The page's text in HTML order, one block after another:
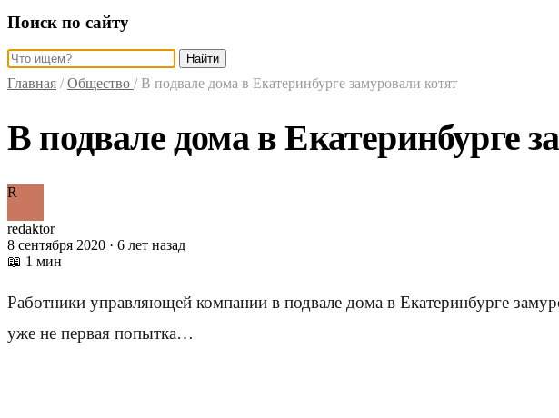
Поиск по сайту
Найти
Главная / Общество / В подвале дома в Екатеринбурге замуровали котят
В подвале дома в Екатеринбурге
R
redaktor
8 сентября 2020 · 6 лет назад
📖 1 мин
Работники управляющей компании в подвале дома в Екатеринбурге
уже не первая попытка…